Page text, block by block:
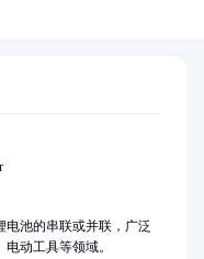
电池的串联或并联，广泛
动工具等领域。